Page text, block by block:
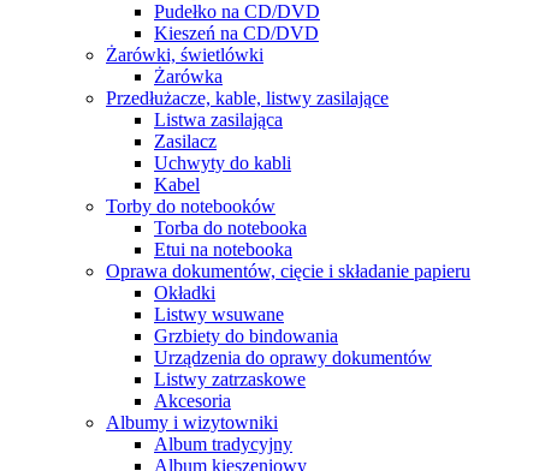
Pudełko na CD/DVD
Kieszeń na CD/DVD
Żarówki, świetlówki
Żarówka
Przedłużacze, kable, listwy zasilające
Listwa zasilająca
Zasilacz
Uchwyty do kabli
Kabel
Torby do notebooków
Torba do notebooka
Etui na notebooka
Oprawa dokumentów, cięcie i składanie papieru
Okładki
Listwy wsuwane
Grzbiety do bindowania
Urządzenia do oprawy dokumentów
Listwy zatrzaskowe
Akcesoria
Albumy i wizytowniki
Album tradycyjny
Album kieszeniowy